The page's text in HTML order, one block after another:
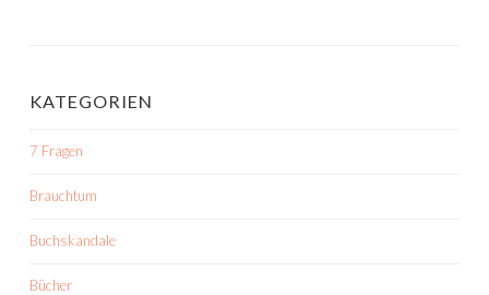
KATEGORIEN
7 Fragen
Brauchtum
Buchskandale
Bücher